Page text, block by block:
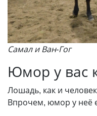
Самал и Ван-Гог
Юмор у вас
Лошадь, как и
Впрочем, юмор у неё